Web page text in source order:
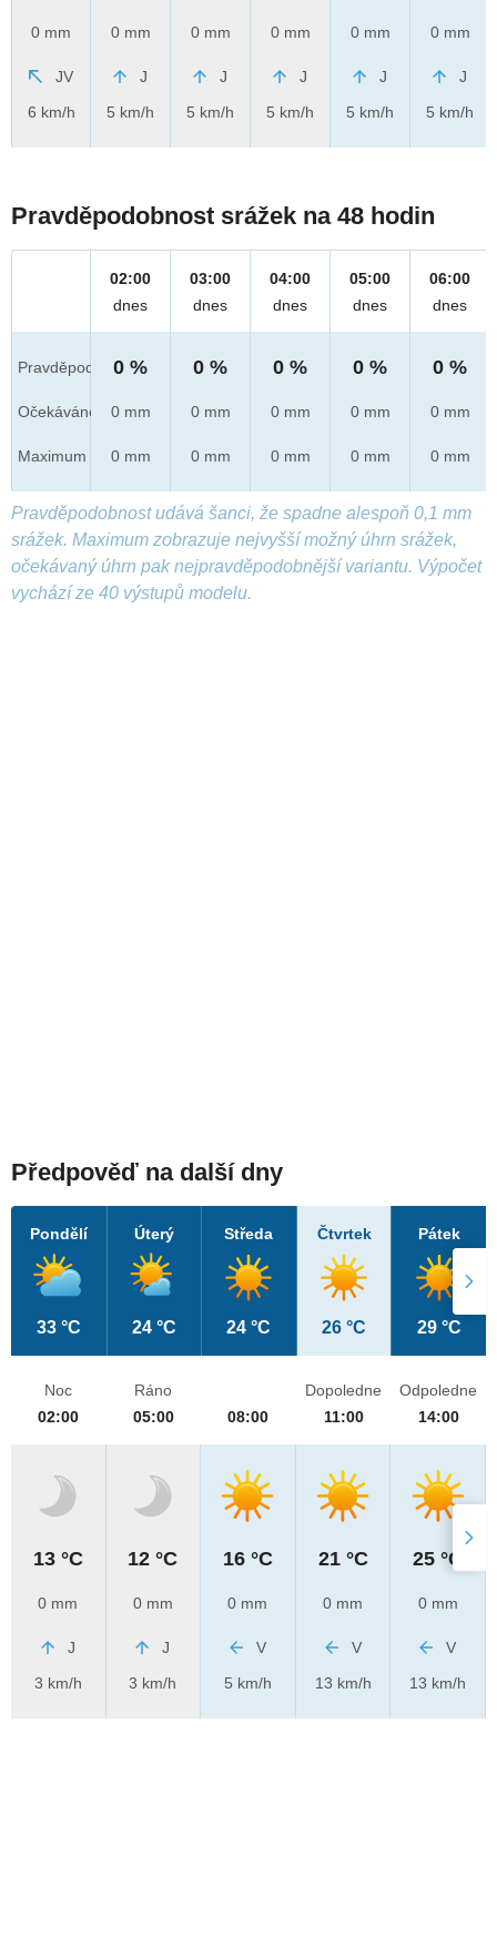
0 mm
JV
6 km/h
0 mm
J
5 km/h
0 mm
J
5 km/h
0 mm
J
5 km/h
0 mm
J
5 km/h
0 mm
J
5 km/h
Pravděpodobnost srážek na 48 hodin
Pravděpod.
Očekáváno
Maximum
02:00
dnes
0 %
0 mm
0 mm
03:00
dnes
0 %
0 mm
0 mm
04:00
dnes
0 %
0 mm
0 mm
05:00
dnes
0 %
0 mm
0 mm
06:00
dnes
0 %
0 mm
0 mm
Pravděpodobnost udává šanci, že spadne alespoň 0,1 mm
srážek. Maximum zobrazuje nejvyšší možný úhrn srážek,
očekávaný úhrn pak nejpravděpodobnější variantu. Výpočet
vychází ze 40 výstupů modelu.
Předpověď na další dny
Pondělí
33 °C
Úterý
24 °C
Středa
24 °C
Čtvrtek
26 °C
Pátek
29 °C
Noc
02:00
13 °C
0 mm
J
3 km/h
Ráno
05:00
12 °C
0 mm
J
3 km/h
08:00
16 °C
0 mm
V
5 km/h
Dopoledne
11:00
21 °C
0 mm
V
13 km/h
Odpoledne
14:00
25 °C
0 mm
V
13 km/h